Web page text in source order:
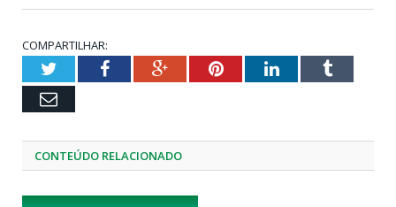
COMPARTILHAR:
TwitterFacebookGoogle+PinterestLinkedInTumblr
Email
CONTEÚDO RELACIONADO